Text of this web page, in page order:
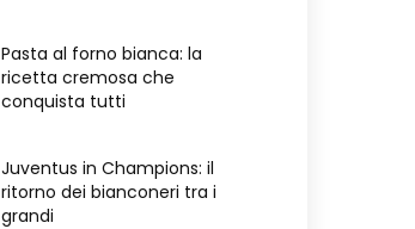
Pasta al forno bianca: la
ricetta cremosa che
conquista tutti
Juventus in Champions: il
ritorno dei bianconeri tra i
grandi